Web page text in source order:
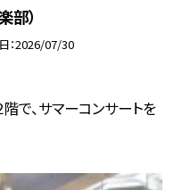
部）
2026/07/30
で、サマーコンサートを